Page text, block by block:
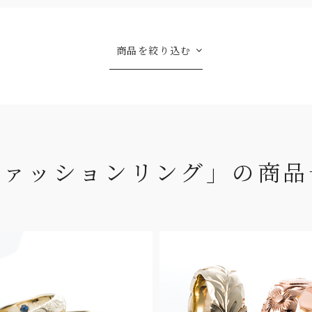
商品を絞り込む
ッションリング」の商